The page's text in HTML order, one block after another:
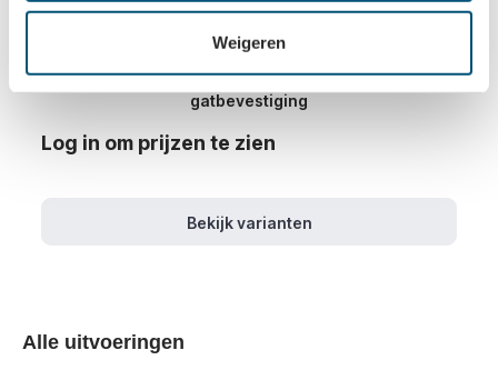
Weigeren
RVS transportwielen met PU loopvlak - nylon kern -
gatbevestiging
Log in om prijzen te zien
Bekijk varianten
Alle uitvoeringen